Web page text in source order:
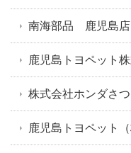
南海部品 鹿児島店
鹿児島トヨペット
株式会社ホンダさ
鹿児島トヨペット